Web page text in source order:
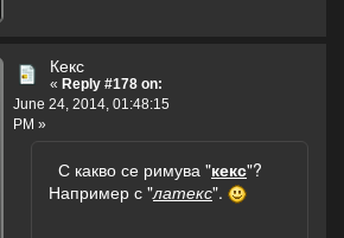
Кекс
« Reply #178 on:
June 24, 2014, 01:48:15
PM »
С какво се римува "кекс"?
Например с "латекс".